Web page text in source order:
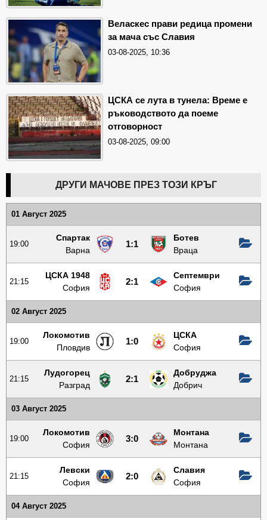
Веласкес прави редица промени
за мача със Славия
03-08-2025, 10:36
ЦСКА се лута в тунела: Време е
ръководството да поеме
отговорност
03-08-2025, 09:00
ДРУГИ МАЧОВЕ ПРЕЗ ТОЗИ КРЪГ
01 Август 2025
19:00
Спартак
Варна
1:1
Ботев
Враца
21:15
ЦСКА 1948
София
2:1
Септември
София
02 Август 2025
19:00
Локомотив
Пловдив
1:0
ЦСКА
София
21:15
Лудогорец
Разград
2:1
Добруджа
Добрич
03 Август 2025
19:00
Локомотив
София
3:0
Монтана
Монтана
21:15
Левски
София
2:0
Славия
София
04 Август 2025